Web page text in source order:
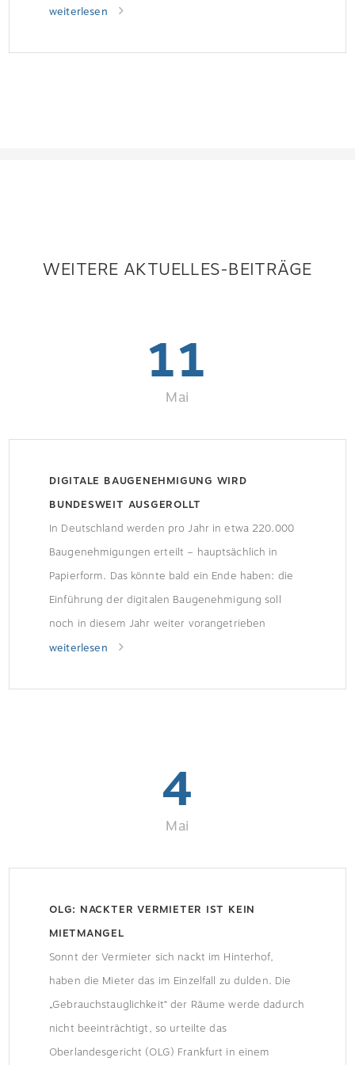
weiterlesen
WEITERE AKTUELLES-BEITRÄGE
11
Mai
DIGITALE BAUGENEHMIGUNG WIRD
BUNDESWEIT AUSGEROLLT
In Deutschland werden pro Jahr in etwa 220.000
Baugenehmigungen erteilt – hauptsächlich in
Papierform. Das könnte bald ein Ende haben: die
Einführung der digitalen Baugenehmigung soll
noch in diesem Jahr weiter vorangetrieben
werden und somit Zeit und Geld sparen.
weiterlesen
4
Mai
OLG: NACKTER VERMIETER IST KEIN
MIETMANGEL
Sonnt der Vermieter sich nackt im Hinterhof,
haben die Mieter das im Einzelfall zu dulden. Die
„Gebrauchstauglichkeit“ der Räume werde dadurch
nicht beeinträchtigt, so urteilte das
Oberlandesgericht (OLG) Frankfurt in einem